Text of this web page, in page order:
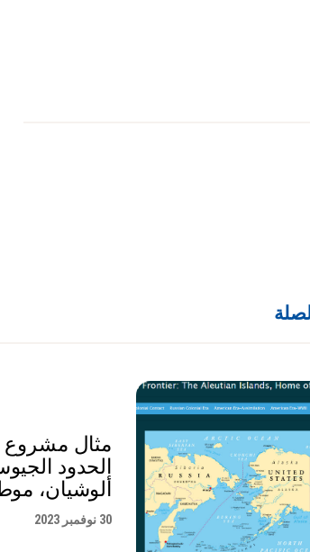
الحدود
ألوشيان،
30 نوفمبر 2023